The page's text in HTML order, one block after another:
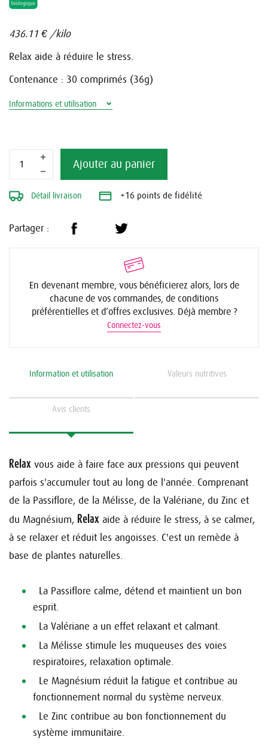
436.11 €/kilo
Relax aide à réduire le stress.
Contenance : 30 comprimés (36g)
Informations et utilisation
Ajouter au panier
Détail livraison +16 points de fidélité
Partager :
En devenant membre, vous bénéficierez alors, lors de
chacune de vos commandes, de conditions
préférentielles et d’offres exclusives. Déjà membre ?
Connectez-vous
Information et utilisation Valeurs nutritives
Avis clients
Relax vous aide à faire face aux pressions qui peuvent
parfois s'accumuler tout au long de l'année. Comprenant
de la Passiflore, de la Mélisse, de la Valériane, du Zinc et
du Magnésium, Relax aide à réduire le stress, à se calmer,
à se relaxer et réduit les angoisses. C'est un remède à
base de plantes naturelles.
La Passiflore calme, détend et maintient un bon
esprit.
La Valériane a un effet relaxant et calmant.
La Mélisse stimule les muqueuses des voies
respiratoires, relaxation optimale.
Le Magnésium réduit la fatigue et contribue au
fonctionnement normal du système nerveux.
Le Zinc contribue au bon fonctionnement du
système immunitaire.